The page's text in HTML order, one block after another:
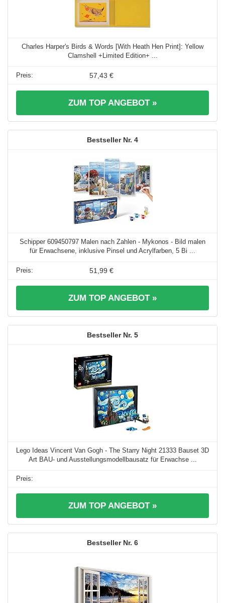
Charles Harper's Birds & Words [With Heath Hen Print]: Yellow
Clamshell +Limited Edition+ ...
57,43 €
ZUM TOP ANGEBOT »
4
Schipper 609450797 Malen nach Zahlen - Mykonos - Bild malen
für Erwachsene, inklusive Pinsel und Acrylfarben, 5 Bi ...
51,99 €
ZUM TOP ANGEBOT »
5
Lego Ideas Vincent Van Gogh - The Starry Night 21333 Bauset 3D
Art BAU- und Ausstellungsmodellbausatz für Erwachse ...
ZUM TOP ANGEBOT »
6